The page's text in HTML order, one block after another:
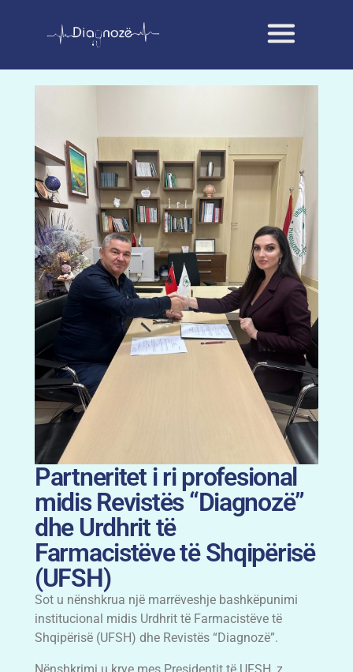
Partneritet i ri profesional
midis Revistës “Diagnozë”
dhe Urdhrit të
Farmacistëve të Shqipërisë
(UFSH)
Sot u nënshkrua një marrëveshje bashkëpunimi
institucional midis Urdhrit të Farmacistëve të
Shqipërisë (UFSH) dhe Revistës “Diagnozë”.